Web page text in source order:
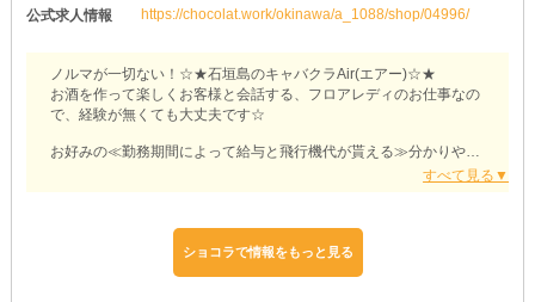
公式求人情報
https://chocolat.work/okinawa/a_1088/shop/04996/
ノルマが一切ない！☆★石垣島のキャバクラAir(エアー)☆★
お酒を作って楽しくお客様と会話する、フロアレディのお仕事なの
で、経験が無くても大丈夫です☆
お好みの≪勤務期間によって給与と飛行機代が貰える≫分かりやす
≪長期滞在パック／スライド制≫
時給1800円～3800円＋高率売上バック＋往復交通費支給
※効率よく稼ぎたいならスライド制が一番おすすめ☆
ショコラで情報をもっと見る